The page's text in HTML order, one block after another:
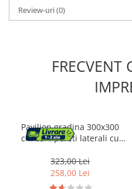
Review-uri(0)
FRECVENT
Pavilion gradina 300x300
cm cu 4 pereti laterali cu
impermeabil, cadru otel, gri
323,00 Lei
258,00 Lei